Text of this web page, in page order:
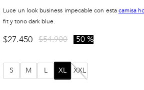
Luce un look business impecable con estacamisa
fit y tono dark blue.
$27.450 $54.900 50 %
S M L XL XXL